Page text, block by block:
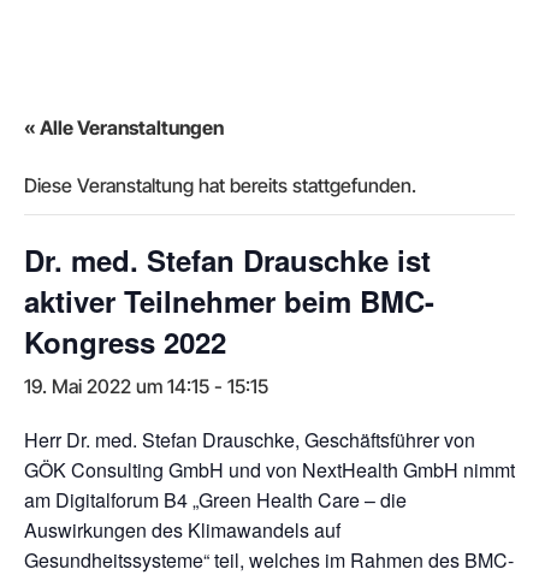
« Alle Veranstaltungen
Diese Veranstaltung hat bereits stattgefunden.
Dr. med. Stefan Drauschke ist
aktiver Teilnehmer beim BMC-
Kongress 2022
19. Mai 2022 um 14:15 - 15:15
Herr Dr. med. Stefan Drauschke, Geschäftsführer von
GÖK Consulting GmbH und von NextHealth GmbH nimmt
am Digitalforum B4 „Green Health Care – die
Auswirkungen des Klimawandels auf
Gesundheitssysteme“ teil, welches im Rahmen des BMC-